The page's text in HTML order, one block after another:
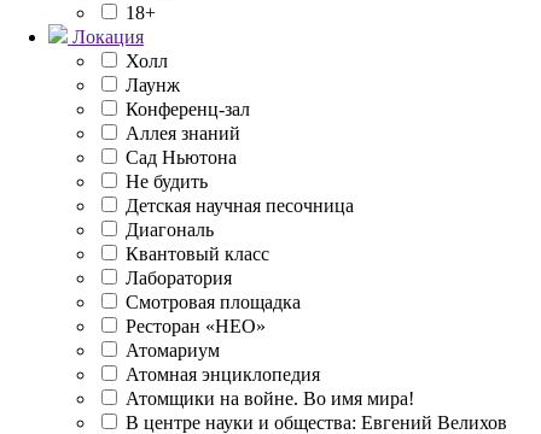
18+
Локация
Холл
Лаунж
Конференц-зал
Аллея знаний
Сад Ньютона
Не будить
Детская научная песочница
Диагональ
Квантовый класс
Лаборатория
Смотровая площадка
Ресторан «НЕО»
Атомариум
Атомная энциклопедия
Атомщики на войне. Во имя мира!
В центре науки и общества: Евгений Велихов